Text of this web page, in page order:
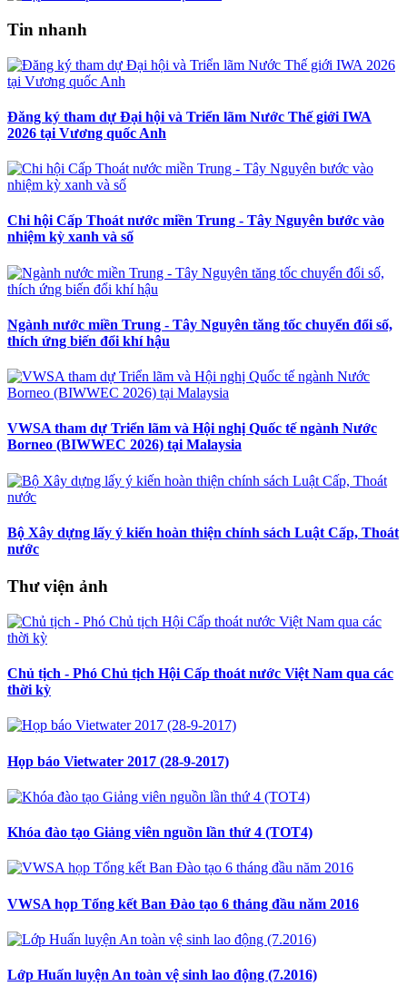
Tin nhanh
Đăng ký tham dự Đại hội và Triển lãm Nước Thế giới IWA
2026 tại Vương quốc Anh
Chi hội Cấp Thoát nước miền Trung - Tây Nguyên bước vào
nhiệm kỳ xanh và số
Ngành nước miền Trung - Tây Nguyên tăng tốc chuyển đổi số,
thích ứng biến đổi khí hậu
VWSA tham dự Triển lãm và Hội nghị Quốc tế ngành Nước
Borneo (BIWWEC 2026) tại Malaysia
Bộ Xây dựng lấy ý kiến hoàn thiện chính sách Luật Cấp, Thoát
nước
Thư viện ảnh
Chủ tịch - Phó Chủ tịch Hội Cấp thoát nước Việt Nam qua các
thời kỳ
Họp báo Vietwater 2017 (28-9-2017)
Khóa đào tạo Giảng viên nguồn lần thứ 4 (TOT4)
VWSA họp Tổng kết Ban Đào tạo 6 tháng đầu năm 2016
Lớp Huấn luyện An toàn vệ sinh lao động (7.2016)